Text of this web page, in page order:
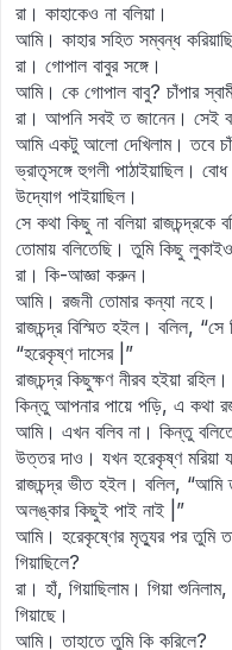
রা। কাহাকেও না বলিয়া।
আমি। কাহার সহিত সম্বন্ধ
রা। গোপাল বাবুর সঙ্গে।
আমি। কে গোপাল বাবু? চাঁপার
রা। আপনি সবই ত জানেন। সেই
আমি একটু আলো দেখিলাম। তবে
ভ্রাতৃসঙ্গে হুগলী পাঠাইয়াছিল। বোধ
উদ্যোগ পাইয়াছিল।
সে কথা কিছু না বলিয়া
তোমায় বলিতেছি। তুমি কিছু
রা। কি-আজ্ঞা করুন।
আমি। রজনী তোমার কন্যা নহে।
রাজচন্দ্র বিস্মিত হইল। বলিল,
“হরেকৃষ্ণ দাসের |”
রাজচন্দ্র কিছুক্ষণ নীরব হইয়া
কিন্তু আপনার পায়ে পড়ি, এ কথা
আমি। এখন বলিব না। কিন্তু
উত্তর দাও। যখন হরেকৃষ্ণ মরিয়া
রাজচন্দ্র ভীত হইল। বলিল, “আমি
অলঙ্কার কিছুই পাই নাই |”
আমি। হরেকৃষ্ণের মৃত্যুর পর তুমি
গিয়াছিলে?
রা। হাঁ, গিয়াছিলাম। গিয়া
গিয়াছে।
আমি। তাহাতে তুমি কি করিলে?